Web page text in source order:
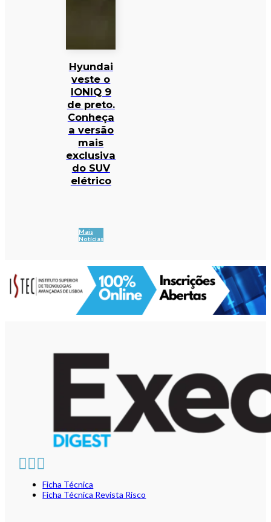
Hyundai
veste o
IONIQ 9
de preto.
Conheça
a versão
mais
exclusiva
do SUV
elétrico
Mais
Notícias
Ficha Técnica
Ficha Técnica Revista Risco